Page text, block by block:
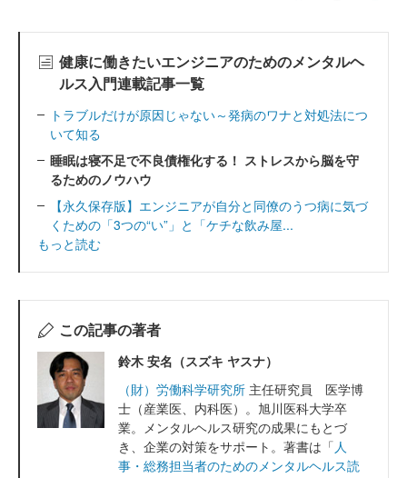
健康に働きたいエンジニアのためのメンタルヘ
ルス入門連載記事一覧
トラブルだけが原因じゃない～発病のワナと対処法につ
いて知る
睡眠は寝不足で不良債権化する！ ストレスから脳を守
るためのノウハウ
【永久保存版】エンジニアが自分と同僚のうつ病に気づ
くための「3つの“い”」と「ケチな飲み屋...
もっと読む
この記事の著者
鈴木 安名（スズキ ヤスナ）
（財）労働科学研究所 主任研究員 医学博
士（産業医、内科医）。旭川医科大学卒
業。メンタルヘルス研究の成果にもとづ
き、企業の対策をサポート。著書は「人
事・総務担当者のためのメンタルヘルス読